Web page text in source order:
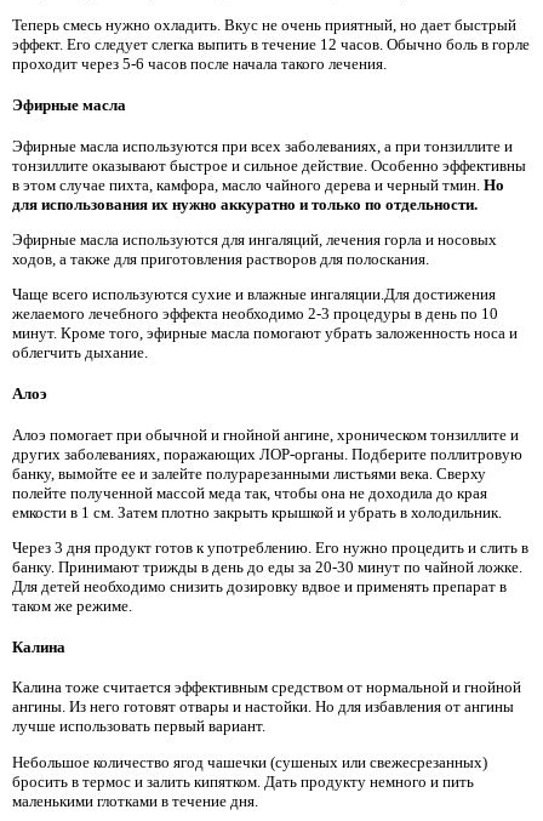
Теперь смесь нужно охладить. Вкус не очень приятный, но дает быстрый
эффект. Его следует слегка выпить в течение 12 часов. Обычно боль в горле
проходит через 5-6 часов после начала такого лечения.
Эфирные масла
Эфирные масла используются при всех заболеваниях, а при тонзиллите и
тонзиллите оказывают быстрое и сильное действие. Особенно эффективны
в этом случае пихта, камфора, масло чайного дерева и черный тмин. Но
для использования их нужно аккуратно и только по отдельности.
Эфирные масла используются для ингаляций, лечения горла и носовых
ходов, а также для приготовления растворов для полоскания.
Чаще всего используются сухие и влажные ингаляции.Для достижения
желаемого лечебного эффекта необходимо 2-3 процедуры в день по 10
минут. Кроме того, эфирные масла помогают убрать заложенность носа и
облегчить дыхание.
Алоэ
Алоэ помогает при обычной и гнойной ангине, хроническом тонзиллите и
других заболеваниях, поражающих ЛОР-органы. Подберите поллитровую
банку, вымойте ее и залейте полурарезанными листьями века. Сверху
полейте полученной массой меда так, чтобы она не доходила до края
емкости в 1 см. Затем плотно закрыть крышкой и убрать в холодильник.
Через 3 дня продукт готов к употреблению. Его нужно процедить и слить в
банку. Принимают трижды в день до еды за 20-30 минут по чайной ложке.
Для детей необходимо снизить дозировку вдвое и применять препарат в
таком же режиме.
Калина
Калина тоже считается эффективным средством от нормальной и гнойной
ангины. Из него готовят отвары и настойки. Но для избавления от ангины
лучше использовать первый вариант.
Небольшое количество ягод чашечки (сушеных или свежесрезанных)
бросить в термос и залить кипятком. Дать продукту немного и пить
маленькими глотками в течение дня.